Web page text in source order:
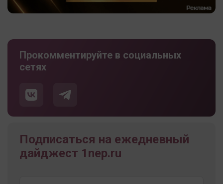
Прокомментируйте в социальных
сетях
Подписаться на ежедневный
дайджест 1nep.ru